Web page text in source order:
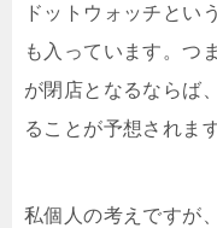
ドットウォッチとい
も入っています。つ
が閉店となるならば
ることが予想されます
私個人の考えですが